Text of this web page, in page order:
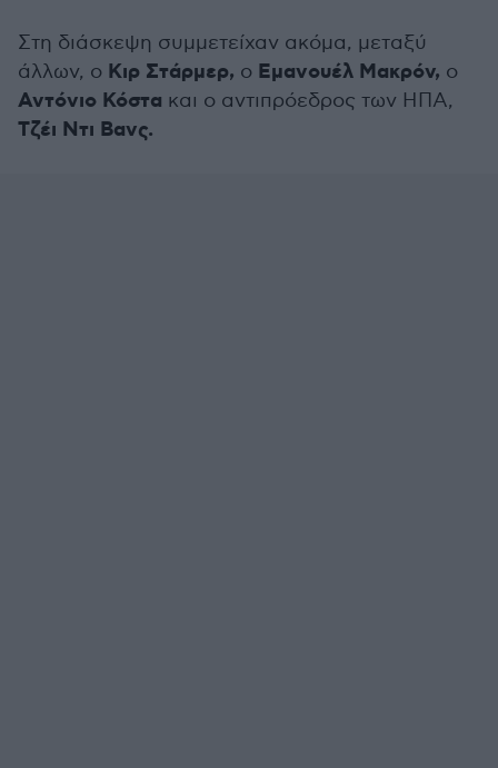
Στη διάσκεψη συμμετείχαν ακόμα, μεταξύ
άλλων, ο Κιρ Στάρμερ, ο Εμανουέλ Μακρόν, ο
Αντόνιο Κόστα και ο αντιπρόεδρος των ΗΠΑ,
Τζέι Ντι Βανς.